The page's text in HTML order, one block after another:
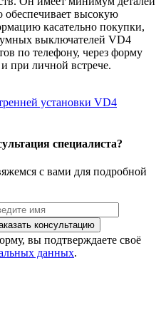
обеспечивает высокую
касательно покупки,
выключателей VD4
по телефону, через форму
при личной встрече.
установки VD4
специалиста?
с вами для подробной
консультацию
вы подтверждаете своё
данных.